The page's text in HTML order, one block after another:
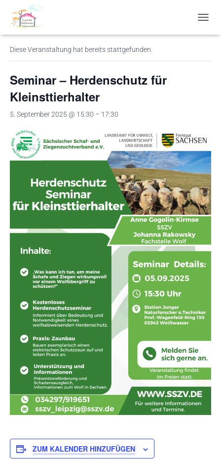
A
G
S
H
A
L
T
E
N
« Alle Veranstaltungen
Diese Veranstaltung hat bereits stattgefunden.
Seminar – Herdenschutz für
Kleinsttierhalter
5. September 2025 @ 15:30 – 17:30
ZUM KALENDER HINZUFÜGEN